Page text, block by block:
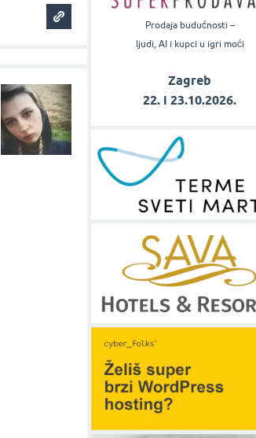
Prodaja budućnosti –
ljudi, AI i kupci u igri moći
Zagreb
22. i 23.10.2026.